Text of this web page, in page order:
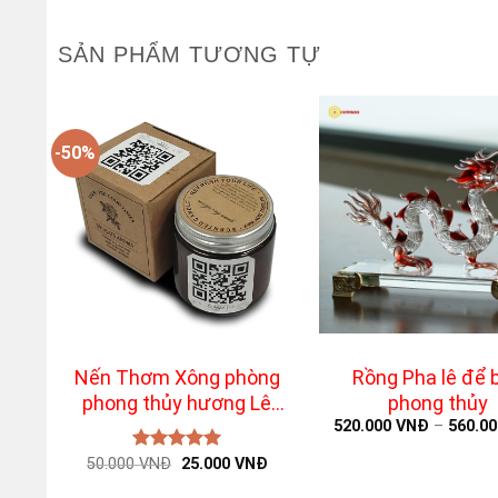
SẢN PHẨM TƯƠNG TỰ
-50%
Nến Thơm Xông phòng
phong thủy hương Lê
Nam Phi
Được xếp
50.000VNĐ Original
25.000 VNĐCurrent
Rồng Pha lê để
phong thủy
520.000 VNĐ –